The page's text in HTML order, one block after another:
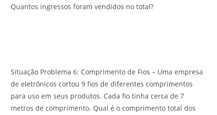
Quantos ingressos foram vendidos no total?
Situação Problema 6: Comprimento de Fios – Uma empresa
de eletrônicos cortou 9 fios de diferentes comprimentos
para uso em seus produtos. Cada fio tinha cerca de 7
metros de comprimento. Qual é o comprimento total dos